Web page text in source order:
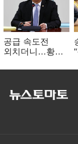
공급 속도전
외치더니…황희,
리모델링' 제안